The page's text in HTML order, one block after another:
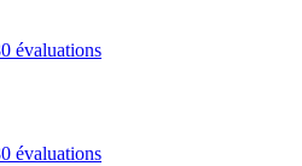
évaluations
évaluations